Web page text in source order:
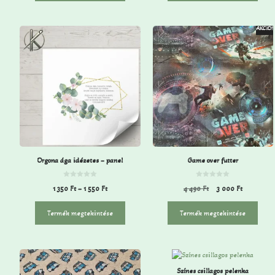
l
l
Orgona ága idézetes – panel
a
5
b
l
1 350 Ft – 1 550 Ft
Termék megtekintése
AKCIÓ!
Game over futter
a
5
b
l
4 490Ft 3 000 Ft
Termék megtekintése
Színes csillagos pelenka